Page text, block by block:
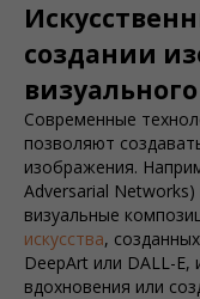
создании
Современные
позволяют
изображения.
Adversarial
визуальные
искусства,
DeepArt или DALL-
вдохновения или